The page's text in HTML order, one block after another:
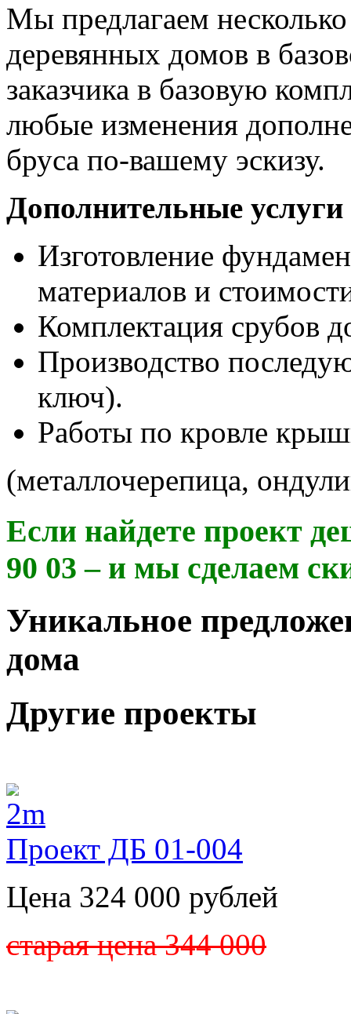
Мы предлагаем
деревянных домов в
заказчика в базовую
любые изменения
бруса по-вашему эскизу.
Дополнительные услуги
Изготовление
материалов и
Комплектация срубов
Производство
ключ).
Работы по кровле
(металлочерепица,
Если найдете проект
90 03– и мы сделаем
Уникальное
дома
Другие проекты
Проект ДБ 01-004
Цена 324 000 рублей
старая цена 344 000